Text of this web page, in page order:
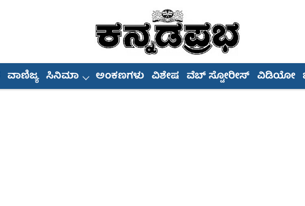
ವಾಣಿಜ್ಯ ಸಿನಿಮಾ ಅಂಕಣಗಳು ವಿಶೇಷ ವೆಬ್ ಸ್ಟೋರೀಸ್ ವಿಡಿಯೋ